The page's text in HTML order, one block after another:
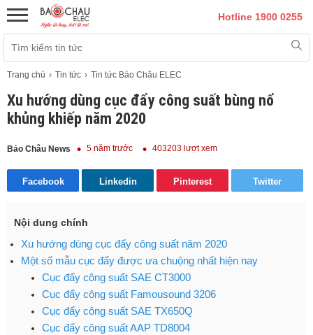
Hotline 1900 0255
Trang chủ Tin tức Tin tức Bảo Châu ELEC
Xu hướng dùng cục đẩy công suất bùng nổ
khủng khiếp năm 2020
Bảo Châu News 5 năm trước 403203 lượt xem
Facebook Linkedin Pinterest Twitter
Nội dung chính
Xu hướng dùng cục đẩy công suất năm 2020
Một số mẫu cục đẩy được ưa chuộng nhất hiện nay
Cục đẩy công suất SAE CT3000
Cục đẩy công suất Famousound 3206
Cục đẩy công suất SAE TX650Q
Cục đẩy công suất AAP TD8004